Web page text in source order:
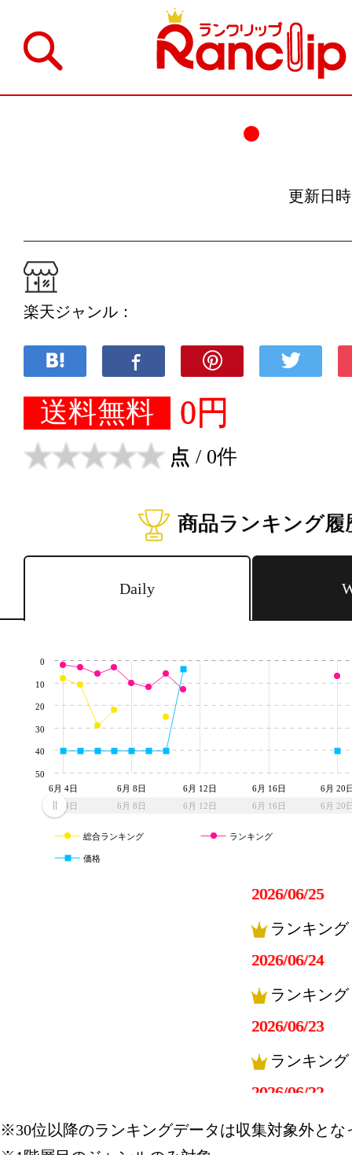
更新日
楽天ジャンル：
送料無料 0円
点 / 0件
商品ランキング履
Daily
6月 4日 6月 8日 6月 12日 6月 16日 6月 20
6月 4日 6月 8日 6月 12日 6月 16日 6月 20
0
10
20
30
40
50
総合ランキング ランキング
価格
2026/06/25
ランキン
2026/06/24
ランキン
2026/06/23
ランキン
2026/06/22
ランキング
※30位以降のランキングデータは収集対象外とな